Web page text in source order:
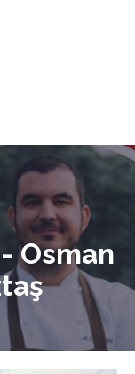
Osman